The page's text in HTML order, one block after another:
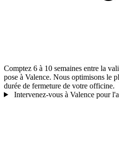
Comptez 6 à 10 semaines entre la
pose à Valence. Nous optimisons le
durée de fermeture de votre officine.
Intervenez-vous à Valence pour